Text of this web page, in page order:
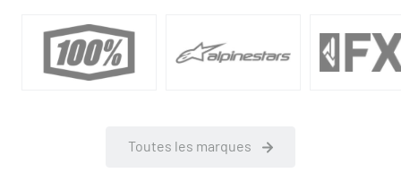
Toutes les marques